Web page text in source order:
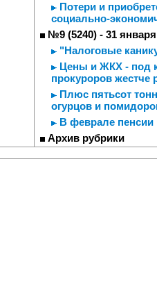
Потери и
социально-
№9 (5240) - 31 января
"Налоговые
Цены и ЖКХ - под
прокуроров жестче
Плюс пятьсот
огурцов и
В феврале пенсии
Архив рубрики